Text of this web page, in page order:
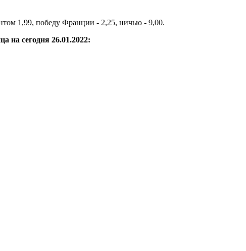
1,99, победу Франции - 2,25, ничью - 9,00.
на сегодня 26.01.2022: